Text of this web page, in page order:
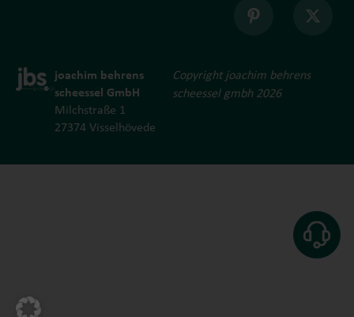
joachim behrens
scheessel GmbH
Milchstraße 1
27374 Visselhövede
Copyright joachim behrens
scheessel gmbh 2026